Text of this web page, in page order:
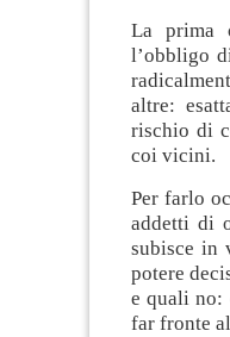
La prima
l’obbligo
altre:
rischio di
coi vicini.
Per farlo
addetti di
subisce in
potere
e quali no:
far fronte